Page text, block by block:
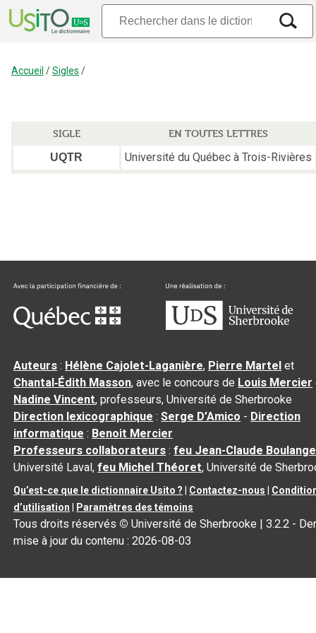
Accueil /Sigles /
SIGLE
EN TOUTES LETTRES
UQTR
Université du Québec à Trois-Rivières
Auteurs : Hélène Cajolet-Laganière, Pierre Martel et
Chantal‑Édith Masson, avec le concours de Louis Mercier
Nadine Vincent, professeurs, Université de Sherbrooke
Direction lexicographique :Serge D’Amico - Direction
informatique : Benoit Mercier
Professeurs collaborateurs :feu Jean-Claude
Université Laval,feu Michel Théoret, Université de
Qu’est-ce que le dictionnaire Usito ? Contactez-nous
d’utilisation
Paramètres des témoins
Tous droits réservés © Université de Sherbrooke |3.2.2 -
mise à jour du contenu :2026-08-03